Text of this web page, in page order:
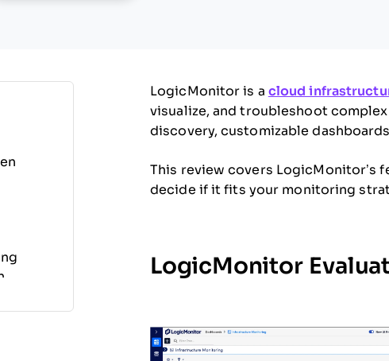
LogicMonitor is a cloud
visualize, and troubleshoot
discovery, customizable
This review covers LogicMonitor’s
decide if it fits your monitoring
LogicMonitor